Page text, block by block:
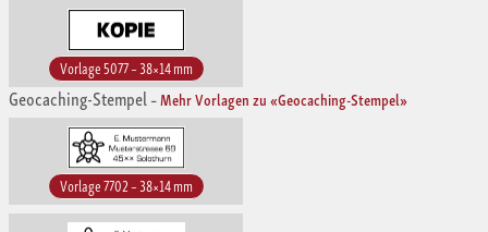
Vorlage 5077 – 38×14 mm
Geocaching-Stempel–Mehr Vorlagen zu «Geocaching-Stempel»
Vorlage 7702 – 38×14 mm